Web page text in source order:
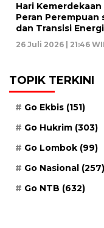
Hari Kemerdekaan
Peran Perempuan
dan Transisi
26 Juli 2026 | 21:46
TOPIK TERKINI
Go Ekbis (151)
Go Hukrim (303)
Go Lombok (99)
Go Nasional (257)
Go NTB (632)